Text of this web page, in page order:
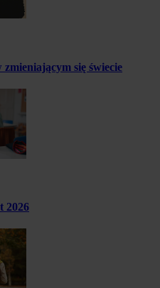
zmieniającym się świecie
2026